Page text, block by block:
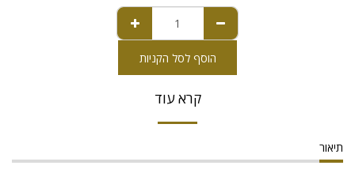
הוסף לסל הקניות
קרא עוד
תיאור